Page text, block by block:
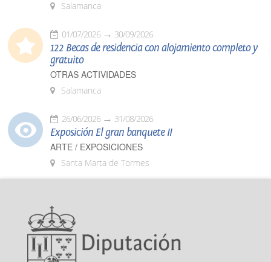
Salamanca
01/07/2026 30/09/2026
122 Becas de residencia con alojamiento completo y
gratuito
OTRAS ACTIVIDADES
Salamanca
26/06/2026 31/08/2026
Exposición El gran banquete II
ARTE / EXPOSICIONES
Santa Marta de Tormes